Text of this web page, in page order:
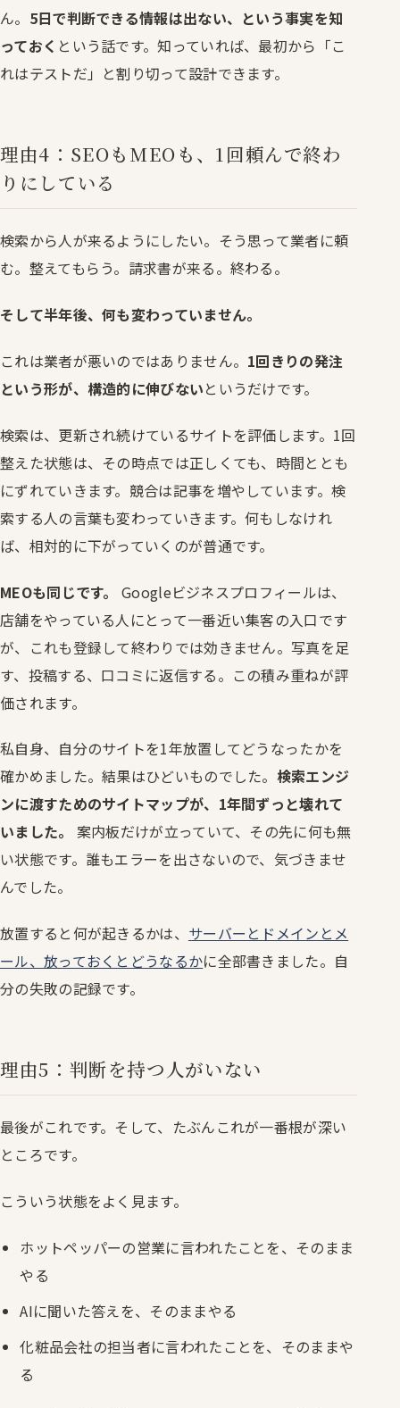
ん。 5日で判断できる情報は出ない、という事実を知
っておく という話です。知っていれば、最初から「こ
れはテストだ」と割り切って設計できます。
理由4：SEOもMEOも、1回頼んで終わ
りにしている
検索から人が来るようにしたい。そう思って業者に頼
む。整えてもらう。請求書が来る。終わる。
そして半年後、何も変わっていません。
これは業者が悪いのではありません。 1回きりの発注
という形が、構造的に伸びないというだけです。
検索は、更新され続けているサイトを評価します。1回
整えた状態は、その時点では正しくても、時間ととも
にずれていきます。競合は記事を増やしています。検
索する人の言葉も変わっていきます。何もしなけれ
ば、相対的に下がっていくのが普通です。
MEOも同じです。
Googleビジネスプロフィールは、
店舗をやっている人にとって一番近い集客の入口です
が、これも登録して終わりでは効きません。写真を足
す、投稿する、口コミに返信する。この積み重ねが評
価されます。
私自身、自分のサイトを1年放置してどうなったかを
確かめました。結果はひどいものでした。 検索エンジ
ンに渡すためのサイトマップが、1年間ずっと壊れて
いました。
案内板だけが立っていて、その先に何も無
い状態です。誰もエラーを出さないので、気づきませ
んでした。
放置すると何が起きるかは、 サーバーとドメインとメ
ール、放っておくとどうなるかに全部書きました。自
分の失敗の記録です。
理由5：判断を持つ人がいない
最後がこれです。そして、たぶんこれが一番根が深い
ところです。
こういう状態をよく見ます。
ホットペッパーの営業に言われたことを、そのまま
やる
AIに聞いた答えを、そのままやる
化粧品会社の担当者に言われたことを、そのままや
る